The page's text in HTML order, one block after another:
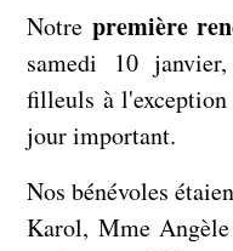
Notre première
samedi 10
filleuls à
jour important.
Nos bénévoles
Karol, Mme